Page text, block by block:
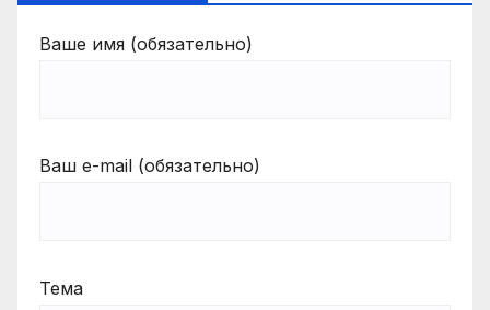
Ваше имя (обязательно)
Ваш e-mail (обязательно)
Тема